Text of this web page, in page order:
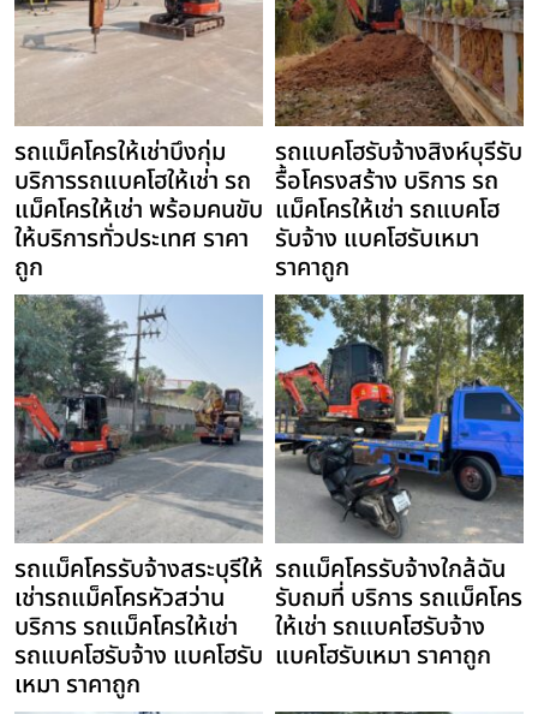
รถแม็คโครให้เช่าบึงกุ่ม
บริการรถแบคโฮให้เช่า รถ
แม็คโครให้เช่า พร้อมคนขับ
ให้บริการทั่วประเทศ ราคา
ถูก
รถแบคโฮรับจ้างสิงห์บุรีรับ
รื้อโครงสร้าง บริการ รถ
แม็คโครให้เช่า รถแบคโฮ
รับจ้าง แบคโฮรับเหมา
ราคาถูก
รถแม็คโครรับจ้างสระบุรีให้
เช่ารถแม็คโครหัวสว่าน
บริการ รถแม็คโครให้เช่า
รถแบคโฮรับจ้าง แบคโฮรับ
เหมา ราคาถูก
รถแม็คโครรับจ้างใกล้ฉัน
รับถมที่ บริการ รถแม็คโคร
ให้เช่า รถแบคโฮรับจ้าง
แบคโฮรับเหมา ราคาถูก